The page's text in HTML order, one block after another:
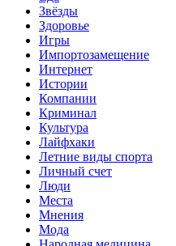
Звёзды
Здоровье
Игры
Импортозамещение
Интернет
Истории
Компании
Криминал
Культура
Лайфхаки
Летние виды спорта
Личный счет
Люди
Места
Мнения
Мода